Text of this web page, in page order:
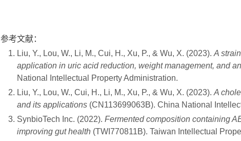
参考文献：
Liu, Y., Lou, W., Li, M., Cui, H., Xu, P., & Wu, X. (2023).A
application in uric acid reduction, weight management, and
National Intellectual Property Administration.
Liu, Y., Lou, W., Cui, H., Li, M., Xu, P., & Wu, X. (2023).A
and its applications (CN113699063B). China National
SynbioTech Inc. (2022).Fermented composition containing
improving gut health (TWI770811B). Taiwan Intellectual